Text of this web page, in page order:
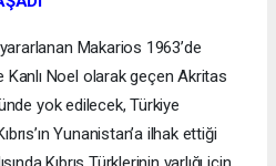
yararlanan Makarios 1963’de
Kanlı Noel olarak geçen Akritas
yok edilecek, Türkiye
Yunanistan’a ilhak ettiği